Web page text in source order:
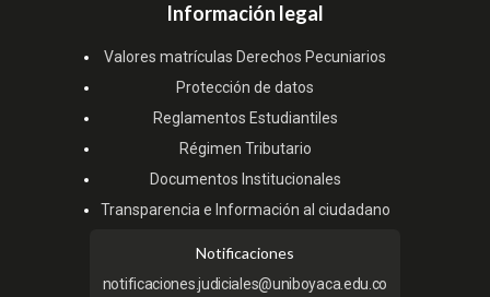
Información legal
Valores matrículas Derechos Pecuniarios
Protección de datos
Reglamentos Estudiantiles
Régimen Tributario
Documentos Institucionales
Transparencia e Información al ciudadano
Notificaciones
notificaciones.judiciales@uniboyaca.edu.co